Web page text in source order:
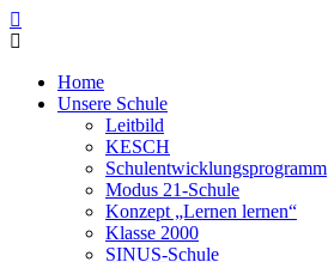
Home
Unsere Schule
Leitbild
KESCH
Schulentwicklungsprogramm
Modus 21-Schule
Konzept „Lernen lernen“
Klasse 2000
SINUS-Schule